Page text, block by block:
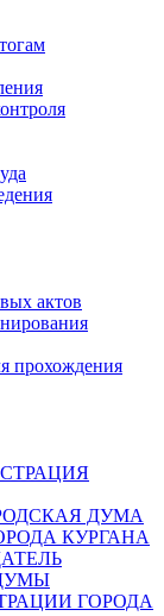
актов
прохождения
ДУМА
КУРГАНА
ГОРОДА